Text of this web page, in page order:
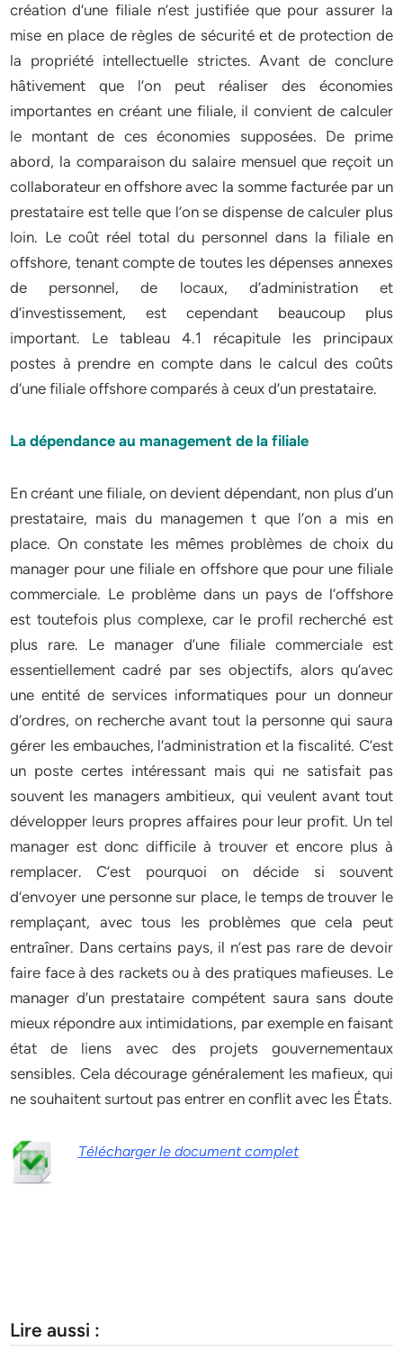
création d’une filiale n’est justifiée que pour assurer la
mise en place de règles de sécurité et de protection de
la propriété intellectuelle strictes. Avant de conclure
hâtivement que l’on peut réaliser des économies
importantes en créant une filiale, il convient de calculer
le montant de ces économies supposées. De prime
abord, la comparaison du salaire mensuel que reçoit un
collaborateur en offshore avec la somme facturée par un
prestataire est telle que l’on se dispense de calculer plus
loin. Le coût réel total du personnel dans la filiale en
offshore, tenant compte de toutes les dépenses annexes
de personnel, de locaux, d’administration et
d’investissement, est cependant beaucoup plus
important. Le tableau 4.1 récapitule les principaux
postes à prendre en compte dans le calcul des coûts
d’une filiale offshore comparés à ceux d’un prestataire.
La dépendance au management de la filiale
En créant une filiale, on devient dépendant, non plus d’un
prestataire, mais du managemen t que l’on a mis en
place. On constate les mêmes problèmes de choix du
manager pour une filiale en offshore que pour une filiale
commerciale. Le problème dans un pays de l’offshore
est toutefois plus complexe, car le profil recherché est
plus rare. Le manager d’une filiale commerciale est
essentiellement cadré par ses objectifs, alors qu’avec
une entité de services informatiques pour un donneur
d’ordres, on recherche avant tout la personne qui saura
gérer les embauches, l’administration et la fiscalité. C’est
un poste certes intéressant mais qui ne satisfait pas
souvent les managers ambitieux, qui veulent avant tout
développer leurs propres affaires pour leur profit. Un tel
manager est donc difficile à trouver et encore plus à
remplacer. C’est pourquoi on décide si souvent
d’envoyer une personne sur place, le temps de trouver le
remplaçant, avec tous les problèmes que cela peut
entraîner. Dans certains pays, il n’est pas rare de devoir
faire face à des rackets ou à des pratiques mafieuses. Le
manager d’un prestataire compétent saura sans doute
mieux répondre aux intimidations, par exemple en faisant
état de liens avec des projets gouvernementaux
sensibles. Cela décourage généralement les mafieux, qui
ne souhaitent surtout pas entrer en conflit avec les États.
Télécharger le document complet
Lire aussi :